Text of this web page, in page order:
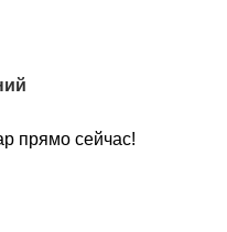
прямо сейчас!